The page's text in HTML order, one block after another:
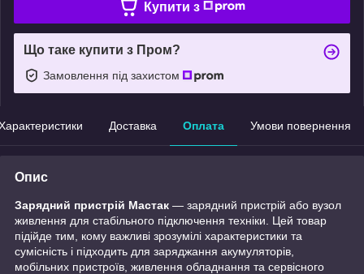
Купити з
Що таке купити з Пром?
Замовлення під захистом
Доставка Оплата Умови повернення
Опис
Зарядний пристрій Мастак — зарядний пристрій або вузол
живлення для стабільного підключення техніки. Цей товар
підійде тим, кому важливі зрозумілі характеристики та
сумісність і підходить для заряджання акумуляторів,
мобільних пристроїв, живлення обладнання та сервісного